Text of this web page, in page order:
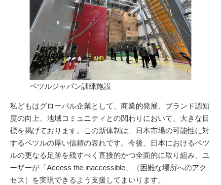
ペツルジャパン訓練施設
私どもはグローバル企業として、商業的発展、ブランド認知
度の向上、地域コミュニティとの関わりにおいて、大きな目
標を掲げております。この新体制は、日本市場の可能性に対
するペツルの厚い信頼の表れです。今後、日本におけるペツ
ルの更なる足跡を残すべく直接的かつ全面的に取り組み、ユ
ーザーが「Access the inaccessible」（困難な場所へのアク
セス）を実現できるよう支援してまいります。